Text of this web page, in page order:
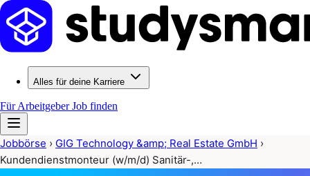
Alles für deine Karriere
Für ArbeitgeberJob finden
Jobbörse › GIG Technology &amp; Real Estate GmbH ›
Kundendienstmonteur (w/m/d) Sanitär-,…